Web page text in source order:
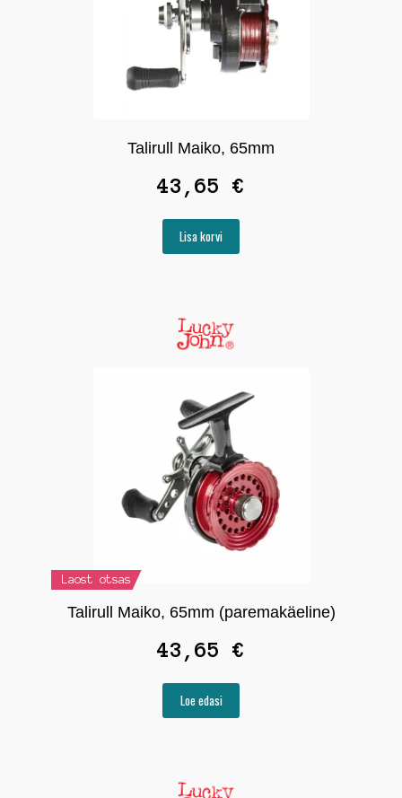
Talirull Maiko, 65mm
43,65 €
Lisa korvi
Laost otsas
Talirull Maiko, 65mm (paremakäeline)
43,65 €
Loe edasi